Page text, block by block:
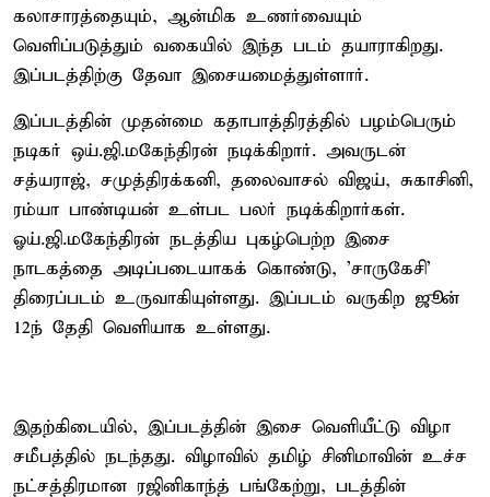
கலாசாரத்தையும், ஆன்மிக உணர்வையும்
வெளிப்படுத்தும் வகையில் இந்த படம் தயாராகிறது.
இப்படத்திற்கு தேவா இசையமைத்துள்ளார்.
இப்படத்தின் முதன்மை கதாபாத்திரத்தில் பழம்பெரும்
நடிகர் ஒய்.ஜி.மகேந்திரன் நடிக்கிறார். அவருடன்
சத்யராஜ், சமுத்திரக்கனி, தலைவாசல் விஜய், சுகாசினி,
ரம்யா பாண்டியன் உள்பட பலர் நடிக்கிறார்கள்.
ஓய்.ஜி.மகேந்திரன் நடத்திய புகழ்பெற்ற இசை
நாடகத்தை அடிப்படையாகக் கொண்டு, 'சாருகேசி'
திரைப்படம் உருவாகியுள்ளது. இப்படம் வருகிற ஜூன்
12ந் தேதி வெளியாக உள்ளது.
இதற்கிடையில், இப்படத்தின் இசை வெளியீட்டு விழா
சமீபத்தில் நடந்தது. விழாவில் தமிழ் சினிமாவின் உச்ச
நட்சத்திரமான ரஜினிகாந்த் பங்கேற்று, படத்தின்